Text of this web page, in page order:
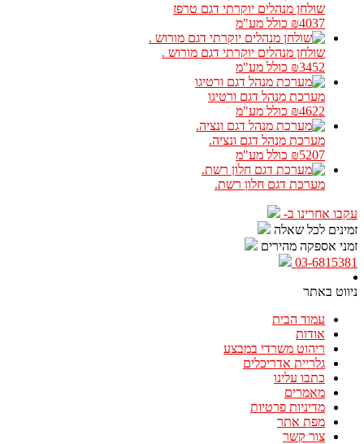
שולחן מנהלים יוקרתי דגם טרפז
₪4037 כולל מע"מ
שולחן מנהלים יוקרתי דגם מורוש .
₪3452 כולל מע"מ
מערכת מנהל דגם ורטיגו
₪4622 כולל מע"מ
מערכת מנהל דגם ונציה.
₪5207 כולל מע"מ
מערכת דגם חלון רשת.
עקבו אחרינו ב-
זמינים לכל שאלה
זמני אספקה מהירים
03-6815381
ניווט באתר
עמוד הבית
אודות
ריהוט משרדי במבצע
גלריית אדריכלים
כתבו עלינו
מאמרים
מדיניות פרטיות
מפת אתר
צור קשר